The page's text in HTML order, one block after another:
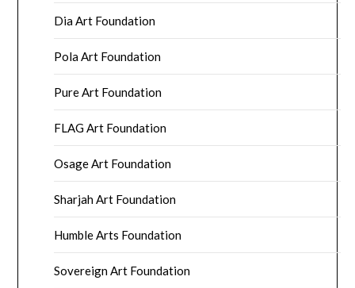
Dia Art Foundation
Pola Art Foundation
Pure Art Foundation
FLAG Art Foundation
Osage Art Foundation
Sharjah Art Foundation
Humble Arts Foundation
Sovereign Art Foundation